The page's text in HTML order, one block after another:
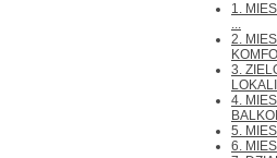
1.
...
2.
3.
4.
5.
6.